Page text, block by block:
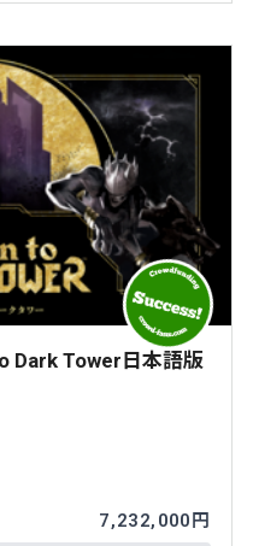
Dark Tower日本語版
7,232,000円